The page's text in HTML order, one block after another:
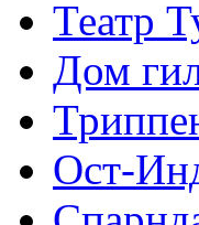
Театр
Дом
Ост-